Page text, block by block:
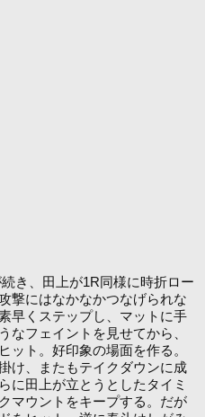
き、田上が1R同様に時折ロー
撃にはなかなかつなげられな
早くステップし、マットに手
なフェイントを見せてから、
ット。好印象の場面を作る。
け、またもテイクダウンに成
に田上が立とうとしたタイミ
マウントをキープする。だが